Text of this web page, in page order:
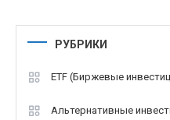
РУБРИКИ
ETF (Биржевые
Альтернативные